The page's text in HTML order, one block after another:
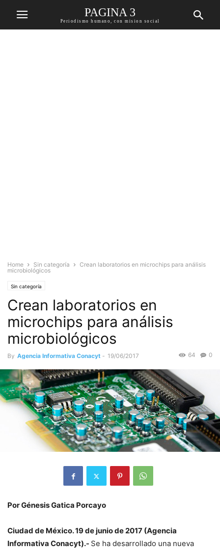
PAGINA 3
Periodismo humano, con mision social
Home Sin categoría
Crean laboratorios en microchips para análisis
microbiológicos
Sin categoría
Crean laboratorios en
microchips para análisis
microbiológicos
By Agencia Informativa Conacyt - 19/06/2017 0
64
Por Génesis Gatica Porcayo
Ciudad de México. 19 de junio de 2017 (Agencia
Informativa Conacyt).- Se ha desarrollado una nueva